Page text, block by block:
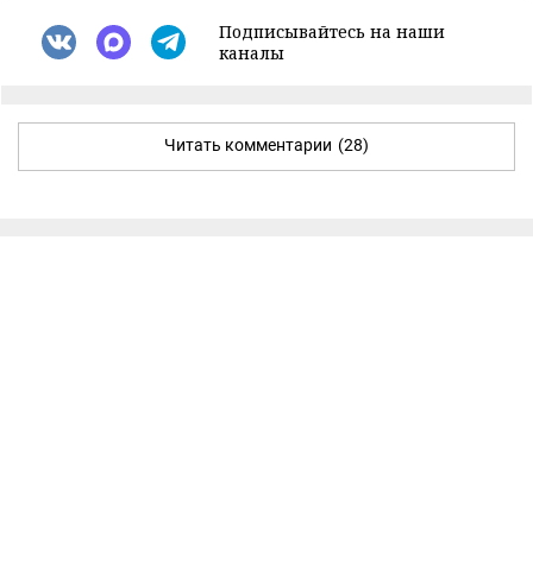
Подписывайтесь на наши
каналы
Читать комментарии (28)